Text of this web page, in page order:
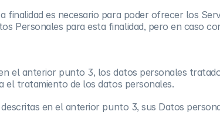
finalidad es necesario para poder ofrecer los
Personales para esta finalidad, pero en caso
el anterior punto 3, los datos personales
el tratamiento de los datos personales.
en el anterior punto 3, sus Datos